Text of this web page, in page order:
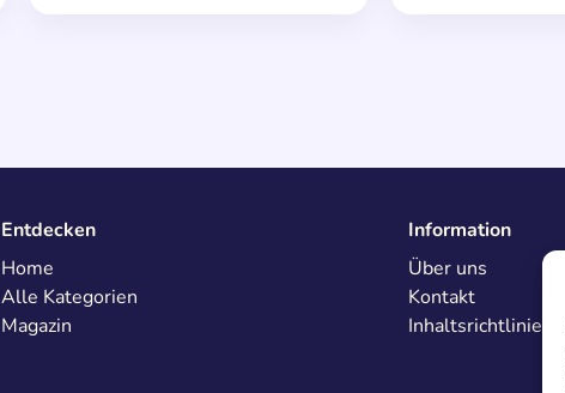
Entdecken
Home
Alle Kategorien
Magazin
Information
Über uns
Kontakt
Inhaltsrichtlinien